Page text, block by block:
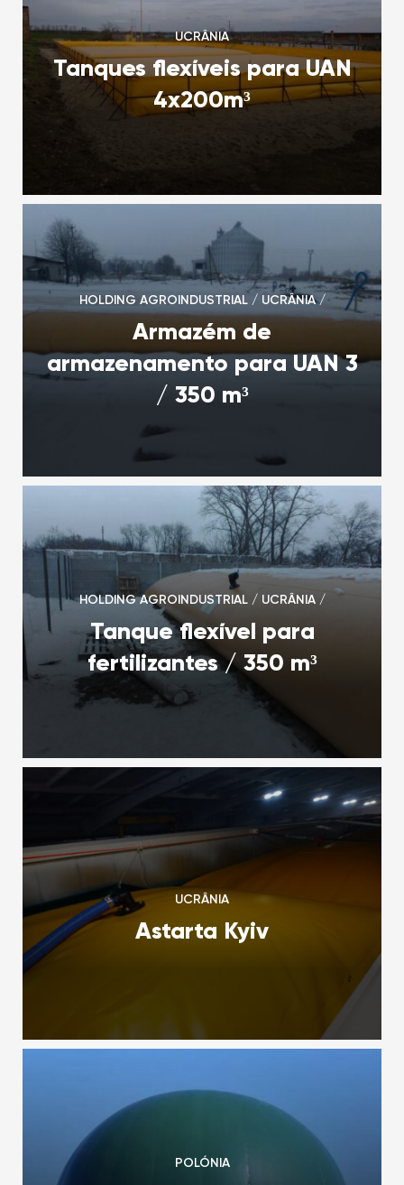
UCRÂNIA
Tanques flexíveis para UAN
4x200m³
HOLDING AGROINDUSTRIAL / UCRÂNIA /
Armazém de
armazenamento para UAN 3
/ 350 m³
HOLDING AGROINDUSTRIAL / UCRÂNIA /
Tanque flexível para
fertilizantes / 350 m³
UCRÂNIA
Astarta Kyiv
POLÓNIA